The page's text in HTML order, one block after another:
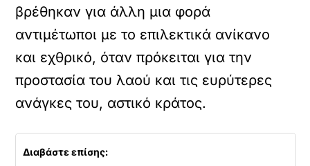
βρέθηκαν για άλλη μια φορά
αντιμέτωποι με το επιλεκτικά ανίκανο
και εχθρικό, όταν πρόκειται για την
προστασία του λαού και τις ευρύτερες
ανάγκες του, αστικό κράτος.
Διαβάστε επίσης: